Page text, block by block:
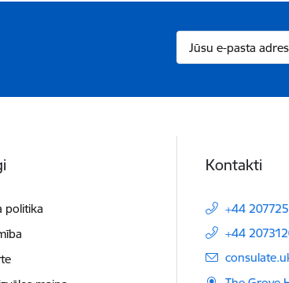
politika
Kontakti
+44
+44
E-pasts: